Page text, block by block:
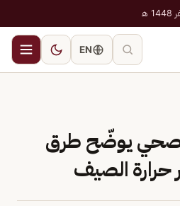
EN
يوضّح طرق
حرارة الصيف